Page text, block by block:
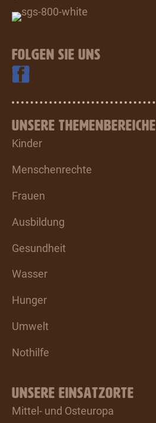
FOLGEN SIE UNS
UNSERE THEMENBEREICHE
Kinder
Menschenrechte
Frauen
Ausbildung
Gesundheit
Wasser
Hunger
Umwelt
Nothilfe
UNSERE EINSATZORTE
Mittel- und Osteuropa